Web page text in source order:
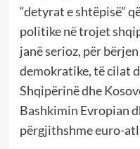
“detyrat e shtëpisë”
politike në trojet
janë serioz, për
demokratike, të cilat
Shqipërinë dhe
Bashkimin Evropian
përgjithshme euro-